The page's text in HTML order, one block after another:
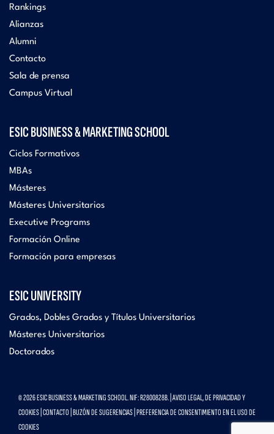
Rankings
Alianzas
Alumni
Contacto
Sala de prensa
Campus Virtual
ESIC BUSINESS & MARKETING SCHOOL
Ciclos Formativos
MBAs
Másteres
Másteres Universitarios
Executive Programs
Formación Online
Formación para empresas
ESIC UNIVERSITY
Grados, Dobles Grados y Títulos Universitarios
Másteres Universitarios
Doctorados
© 2026 ESIC BUSINESS & MARKETING SCHOOL. NIF: R2800828B. | AVISO LEGAL, DE PRIVACIDAD Y
COOKIES CONTACTO BUZÓN DE SUGERENCIAS PREFERENCIA DE CONSENTIMIENTO EN EL USO DE
COOKIES